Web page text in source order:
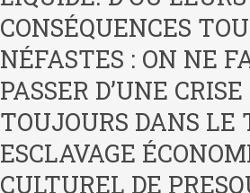
CONSÉQUENCES
NÉFASTES : ON NE
PASSER D’UNE
TOUJOURS DANS LE
ESCLAVAGE
CULTUREL DE